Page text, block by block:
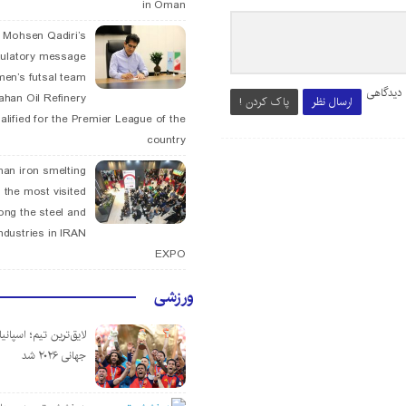
ارسال نظر پاک کردن !
in Oman
Mohsen Qadiri’s
message
futsal team
Oil Refinery
for the Premier League of the
country
iron smelting
most visited
the steel and
in IRAN
EXPO
ورزشی
لایق‌ترین تیم؛
جهانی ۲۰۲۶ شد